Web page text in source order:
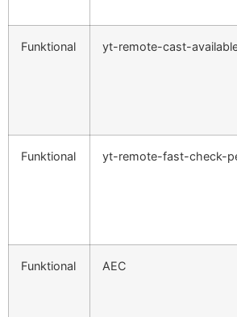
Funktional yt-remote-cast-
Funktional yt-remote-fast-check-
Funktional AEC